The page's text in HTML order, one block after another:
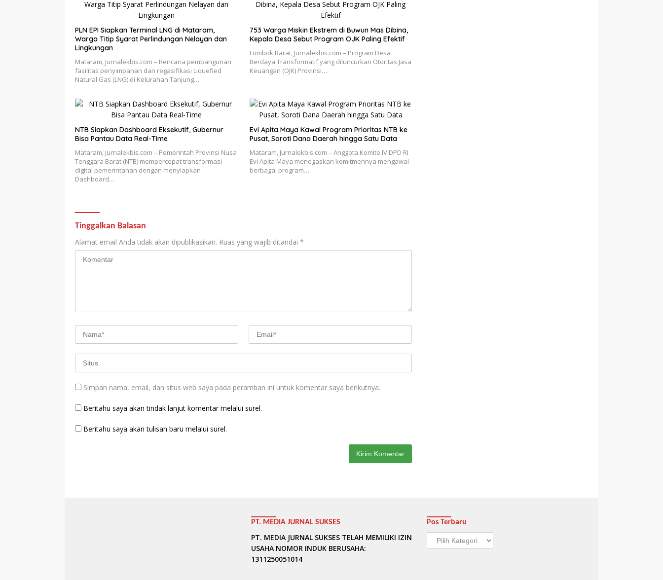
PLN EPI Siapkan Terminal LNG di Mataram,
Warga Titip Syarat Perlindungan Nelayan dan
Lingkungan
Mataram, Jurnalekbis.com – Rencana pembangunan
fasilitas penyimpanan dan regasifikasi Liquefied
Natural Gas (LNG) di Kelurahan Tanjung…
753 Warga Miskin Ekstrem di Buwun Mas Dibina,
Kepala Desa Sebut Program OJK Paling Efektif
Lombok Barat, Jurnalekbis.com – Program Desa
Berdaya Transformatif yang diluncurkan Otoritas Jasa
Keuangan (OJK) Provinsi…
NTB Siapkan Dashboard Eksekutif, Gubernur
Bisa Pantau Data Real-Time
Mataram, Jurnalekbis.com – Pemerintah Provinsi Nusa
Tenggara Barat (NTB) mempercepat transformasi
digital pemerintahan dengan menyiapkan
Dashboard…
Evi Apita Maya Kawal Program Prioritas NTB ke
Pusat, Soroti Dana Daerah hingga Satu Data
Mataram, Jurnalekbis.com – Anggota Komite IV DPD RI
Evi Apita Maya menegaskan komitmennya mengawal
berbagai program…
Tinggalkan Balasan
Alamat email Anda tidak akan dipublikasikan. Ruas yang wajib ditandai *
Simpan nama, email, dan situs web saya pada peramban ini untuk komentar saya berikutnya.
Beritahu saya akan tindak lanjut komentar melalui surel.
Beritahu saya akan tulisan baru melalui surel.
PT. MEDIA JURNAL SUKSES
PT. MEDIA JURNAL SUKSES TELAH MEMILIKI IZIN
USAHA NOMOR INDUK BERUSAHA:
1311250051014
Pos Terbaru
Pos
Terbaru